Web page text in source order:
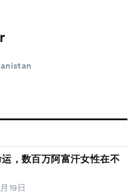
，数百万阿富汗女性在不
19日